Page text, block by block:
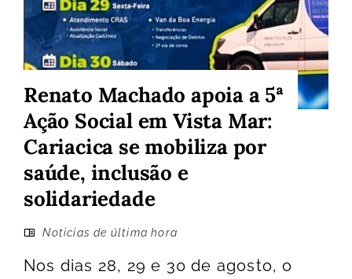
Renato Machado apoia a 5ª
Ação Social em Vista Mar:
Cariacica se mobiliza por
saúde, inclusão e
solidariedade
Noticias de última hora
Nos dias 28, 29 e 30 de agosto, o